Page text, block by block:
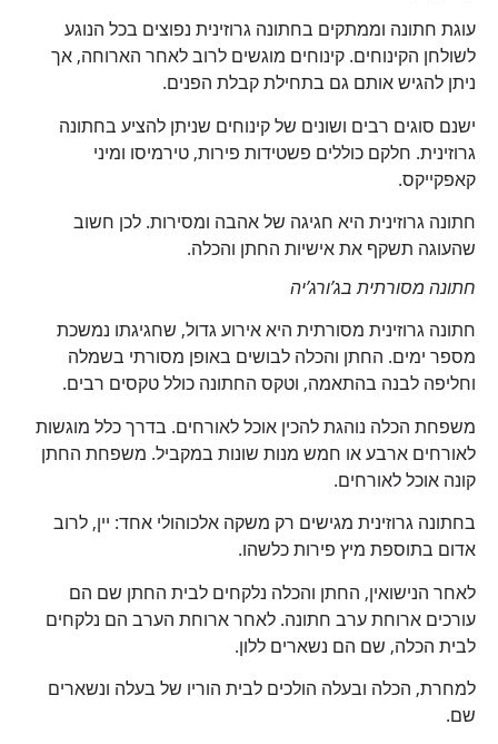
עוגת חתונה וממתקים בחתונה גרוזינית נפוצים בכל הנוגע
לשולחן הקינוחים. קינוחים מוגשים לרוב לאחר הארוחה, אך
ניתן להגיש אותם גם בתחילת קבלת הפנים.
ישנם סוגים רבים ושונים של קינוחים שניתן להציע בחתונה
גרוזינית. חלקם כוללים פשטידות פירות, טירמיסו ומיני
קאפקייקס.
חתונה גרוזינית היא חגיגה של אהבה ומסירות. לכן חשוב
שהעוגה תשקף את אישיות החתן והכלה.
חתונה מסורתית בג’ורג’יה
חתונה גרוזינית מסורתית היא אירוע גדול, שחגיגתו נמשכת
מספר ימים. החתן והכלה לבושים באופן מסורתי בשמלה
וחליפה לבנה בהתאמה, וטקס החתונה כולל טקסים רבים.
משפחת הכלה נוהגת להכין אוכל לאורחים. בדרך כלל מוגשות
לאורחים ארבע או חמש מנות שונות במקביל. משפחת החתן
קונה אוכל לאורחים.
בחתונה גרוזינית מגישים רק משקה אלכוהולי אחד: יין, לרוב
אדום בתוספת מיץ פירות כלשהו.
לאחר הנישואין, החתן והכלה נלקחים לבית החתן שם הם
עורכים ארוחת ערב חתונה. לאחר ארוחת הערב הם נלקחים
לבית הכלה, שם הם נשארים ללון.
למחרת, הכלה ובעלה הולכים לבית הוריו של בעלה ונשארים
שם.